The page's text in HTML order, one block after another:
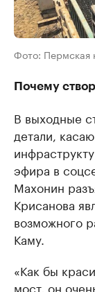
Фото: Пермская
Почему
В выходные
детали,
эфира в
Махонин
Крисанова
возможного
Каму.
«Как бы
мост, он